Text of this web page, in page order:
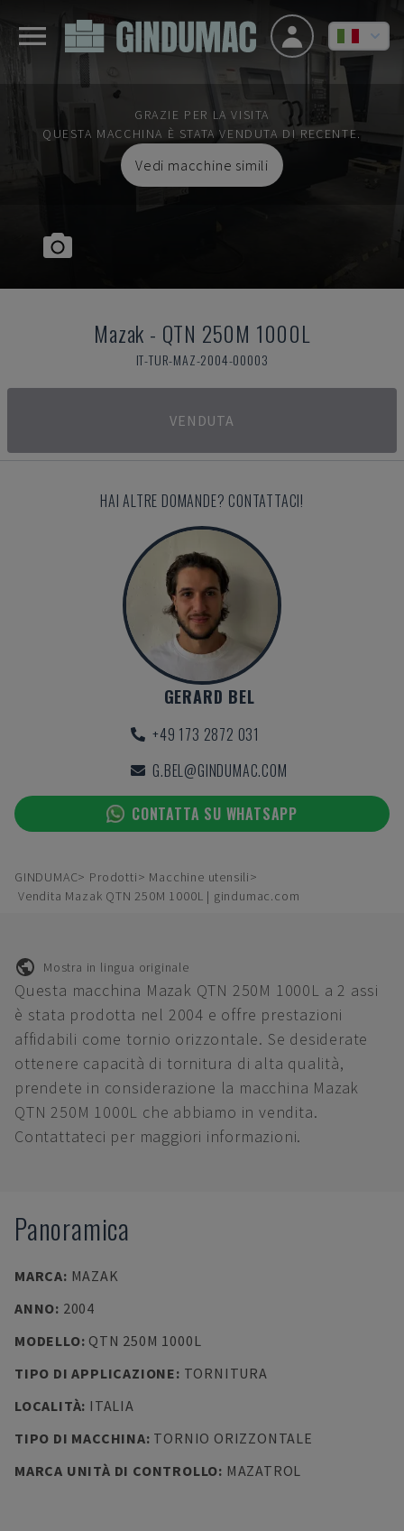
GRAZIE PER LA VISITA
QUESTA MACCHINA È STATA VENDUTA DI RECENTE.
Vedi macchine simili
Mazak - QTN 250M 1000L
IT-TUR-MAZ-2004-00003
VENDUTA
HAI ALTRE DOMANDE? CONTATTACI!
GERARD BEL
+49 173 2872 031
G.BEL@GINDUMAC.COM
CONTATTA SU WHATSAPP
GINDUMAC Prodotti
Macchine utensili
Vendita Mazak QTN 250M 1000L | gindumac.com
Mostra in lingua originale
Questa macchina Mazak QTN 250M 1000L a 2 assi
è stata prodotta nel 2004 e offre prestazioni
affidabili come tornio orizzontale. Se desiderate
ottenere capacità di tornitura di alta qualità,
prendete in considerazione la macchina Mazak
QTN 250M 1000L che abbiamo in vendita.
Contattateci per maggiori informazioni.
Panoramica
MARCA: MAZAK
ANNO: 2004
MODELLO: QTN 250M 1000L
TIPO DI APPLICAZIONE: TORNITURA
LOCALITÀ: ITALIA
TIPO DI MACCHINA: TORNIO ORIZZONTALE
MARCA UNITÀ DI CONTROLLO: MAZATROL